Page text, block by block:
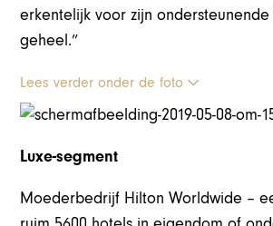
erkentelijk voor zijn
geheel.”
Lees verder onder de foto
Luxe-segment
Moederbedrijf Hilton Worldwide –